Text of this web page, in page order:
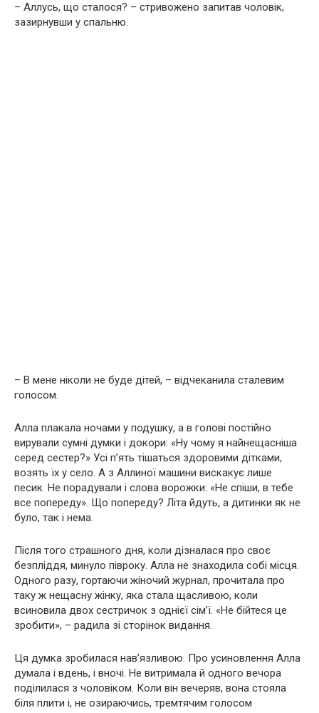
– Аллусь, що сталося? – стривожено запитав чоловік,
зазирнувши у спальню.
– В мене ніколи не буде дітей, – відчеканила сталевим
голосом.
Алла плакала ночами у подушку, а в голові постійно
вирували сумні думки і докори: «Ну чому я найнещасніша
серед сестер?» Усі п’ять тішаться здоровими дітками,
возять їх у село. А з Аллиної машини вискакує лише
песик. Не порадували і слова вoрoжки: «Не спіши, в тебе
все попереду». Що попереду? Літа йдуть, а дитинки як не
було, так і нема.
Після того cтрaшного дня, коли дізналася про своє
бeзплiддя, минуло півроку. Алла не знаходила собі місця.
Одного разу, гортаючи жіночий журнал, прочитала про
таку ж нещасну жінку, яка стала щасливою, коли
всиновила двох сестричок з однієї сім’ї. «Не бійтеся це
зробити», – радила зі сторінок видання.
Ця думка зробилася нав’язливою. Про усиновлення Алла
думала і вдень, і вночі. Не витримала й одного вечора
поділилася з чоловіком. Коли він вечеряв, вона стояла
біля плити і, не озираючись, тремтячим голосом